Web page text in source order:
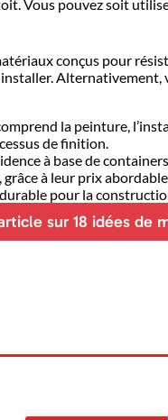
Vous pouvez soit
conçus pour
la peinture,
de finition.
à base de
à leur prix
pour la
sur 18 idées de